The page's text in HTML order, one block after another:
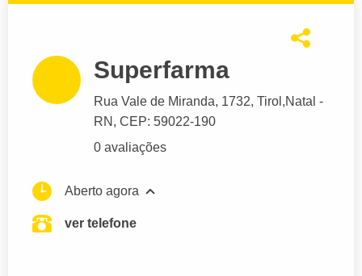
Superfarma
Rua Vale de Miranda, 1732, Tirol,Natal -
RN, CEP: 59022-190
0 avaliações
Aberto agora
ver telefone